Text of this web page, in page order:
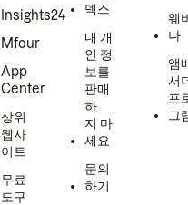
Insights24
Mfour
App
Center
상위
웹사
이트
무료
도구
덱스
내 개
인 정
보를
판매
하
지 마
세요
문의
하기
웨
나
앰
서
프
그